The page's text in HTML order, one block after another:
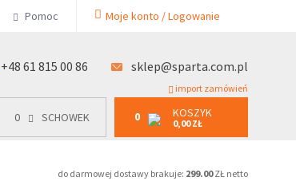
Pomoc Moje konto / Logowanie
+48 61 815 00 86 sklep@sparta.com.pl
import zamówień
0 SCHOWEK 0 KOSZYK
0,00 ZŁ
do darmowej dostawy brakuje: 299.00ZŁ netto
0 SCHOWEK 0 KOSZYK
0,00 ZŁ